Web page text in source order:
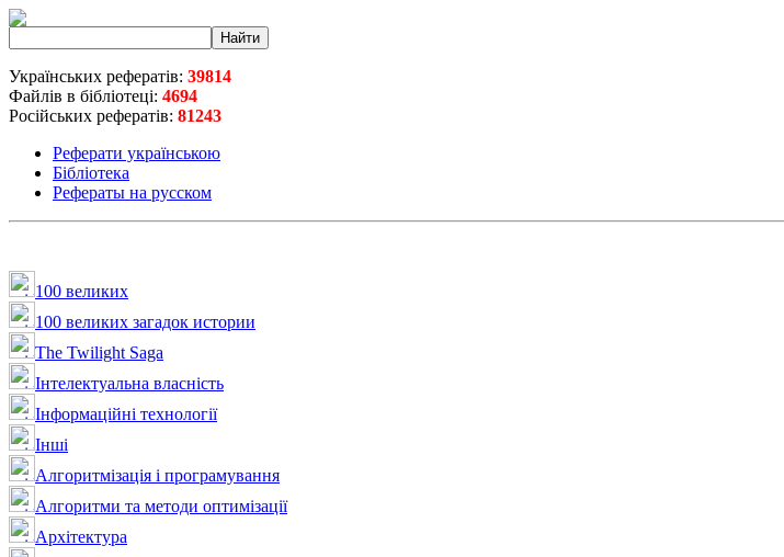
Українських рефератів: 39814
Файлів в бібліотеці: 4694
Російських рефератів: 81243
Реферати українською
Бібліотека
Рефераты на русском
100 великих
100 великих загадок истории
The Twilight Saga
Інтелектуальна влaсність
Інформаційні технології
Інші
Алгоритмізація і програмування
Алгоритми та методи оптимізації
Архітектура